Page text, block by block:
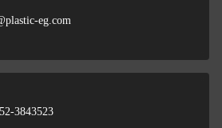
eg.com
3843523